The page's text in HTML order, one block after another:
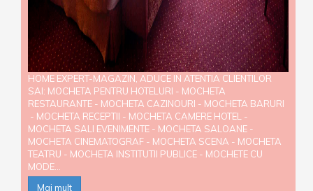
HOME EXPERT-MAGAZIN, ADUCE IN ATENTIA CLIENTILOR
SAI: MOCHETA PENTRU HOTELURI - MOCHETA
RESTAURANTE - MOCHETA CAZINOURI - MOCHETA BARURI
- MOCHETA RECEPTII - MOCHETA CAMERE HOTEL -
MOCHETA SALI EVENIMENTE - MOCHETA SALOANE -
MOCHETA CINEMATOGRAF - MOCHETA SCENA - MOCHETA
TEATRU - MOCHETA INSTITUTII PUBLICE - MOCHETE CU
MODE...
Mai mult